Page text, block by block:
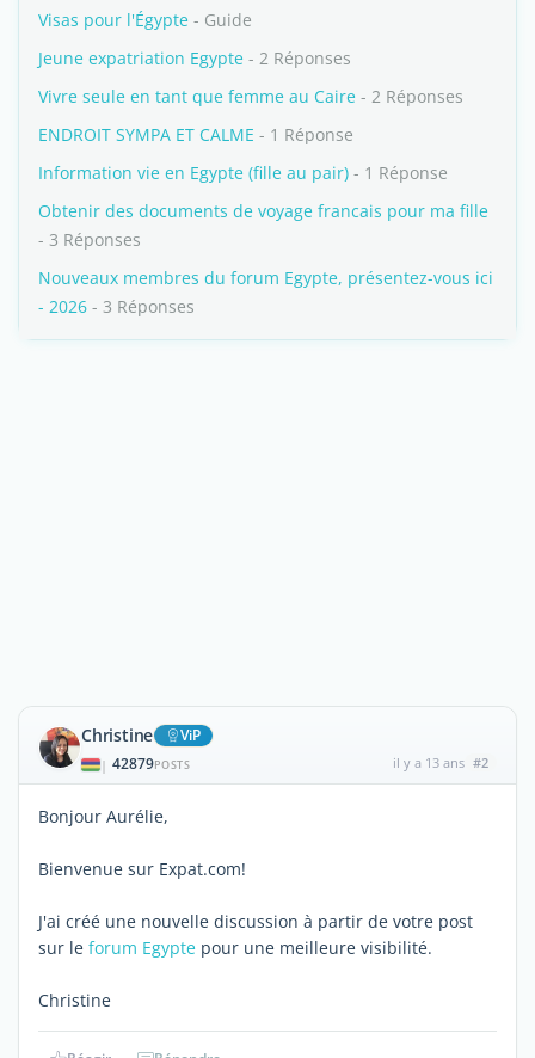
Visas pour l'Égypte - Guide
Jeune expatriation Egypte - 2 Réponses
Vivre seule en tant que femme au Caire - 2 Réponses
ENDROIT SYMPA ET CALME - 1 Réponse
Information vie en Egypte (fille au pair) - 1 Réponse
Obtenir des documents de voyage francais pour ma fille
- 3 Réponses
Nouveaux membres du forum Egypte, présentez-vous ici
- 2026 - 3 Réponses
Christine ViP
| 42879POSTS il y a 13 ans #2
Bonjour Aurélie,
Bienvenue sur Expat.com!
J'ai créé une nouvelle discussion à partir de votre post
sur le forum Egypte pour une meilleure visibilité.
Christine